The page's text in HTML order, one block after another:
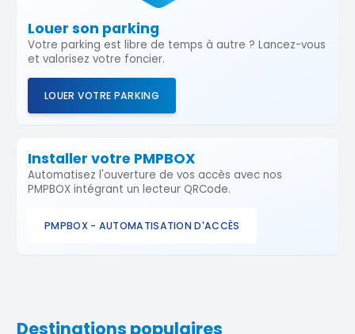
Louer son parking
Votre parking est libre de temps à autre ? Lancez-vous
et valorisez votre foncier.
LOUER VOTRE PARKING
Installer votre PMPBOX
Automatisez l'ouverture de vos accès avec nos
PMPBOX intégrant un lecteur QRCode.
PMPBOX - AUTOMATISATION D'ACCÈS
Destinations populaires